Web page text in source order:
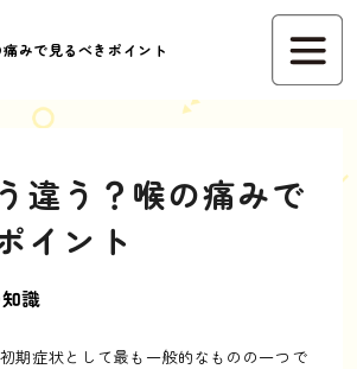
みで見るべきポイント
違う？喉の痛みで
イント
知識
期症状として最も一般的なものの一つで